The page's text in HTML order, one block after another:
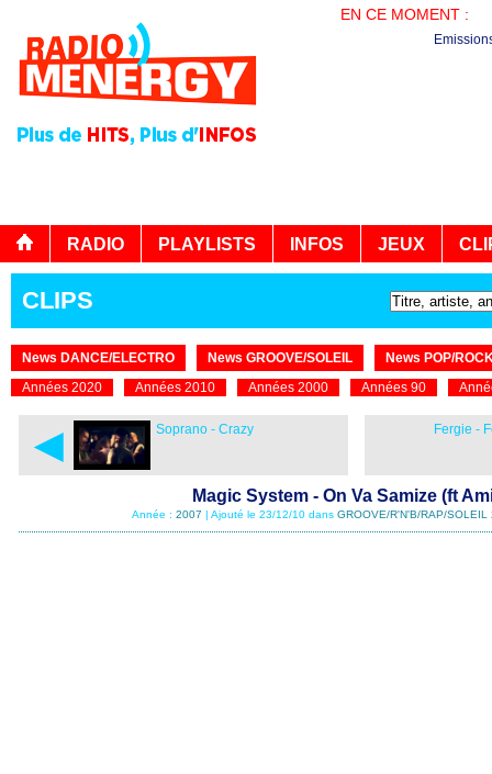
EN CE MOMENT :
RADIO PLAYLISTS INFOS JEUX
CLIPS
News DANCE/ELECTRO News GROOVE/SOLEIL
News POP/
Années 2020
Années 2010 Années 2000 Années 90
◄ Soprano - Crazy Fergie -
Magic System - On Va Samize (ft
Année : 2007 | Ajouté le 23/12/10 dans GROOVE/R'N'B/RAP/SOLEIL